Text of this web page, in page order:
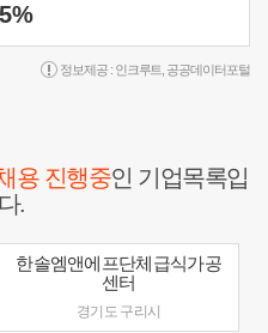
정보제공 : 인크루트 공공데이터포털
용 진행중인 기업목록입
.
한솔엠앤에프단체급식가공
센터
경기도 구리시